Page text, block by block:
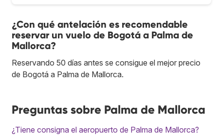
¿Con qué antelación es recomendable
reservar un vuelo de Bogotá a Palma de
Mallorca?
Reservando 50 días antes se consigue el mejor precio
de Bogotá a Palma de Mallorca.
Preguntas sobre Palma de Mallorca
¿Tiene consigna el aeropuerto de Palma de Mallorca?